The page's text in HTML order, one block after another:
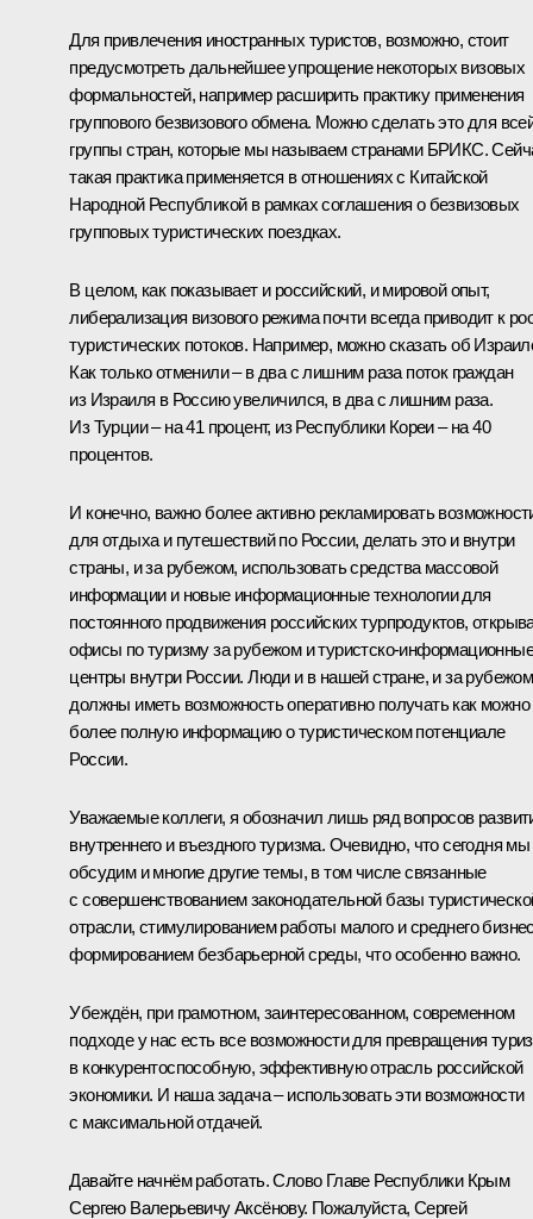
Для привлечения иностранных туристов, возможно, стоит
предусмотреть дальнейшее упрощение некоторых визовых
формальностей, например расширить практику применения
группового безвизового обмена. Можно сделать это для
группы стран, которые мы называем странами БРИКС.
такая практика применяется в отношениях с Китайской
Народной Республикой в рамках соглашения о безвизовых
групповых туристических поездках.
В целом, как показывает и российский, и мировой опыт,
либерализация визового режима почти всегда приводит к
туристических потоков. Например, можно сказать об
Как только отменили – в два с лишним раза поток граждан
из Израиля в Россию увеличился, в два с лишним раза.
Из Турции – на 41 процент, из Республики Кореи – на 40
процентов.
И конечно, важно более активно рекламировать
для отдыха и путешествий по России, делать это и внутри
страны, и за рубежом, использовать средства массовой
информации и новые информационные технологии для
постоянного продвижения российских турпродуктов,
офисы по туризму за рубежом и туристско-информационные
центры внутри России. Люди и в нашей стране, и за рубежом
должны иметь возможность оперативно получать как можно
более полную информацию о туристическом потенциале
России.
Уважаемые коллеги, я обозначил лишь ряд вопросов
внутреннего и въездного туризма. Очевидно, что сегодня мы
обсудим и многие другие темы, в том числе связанные
с совершенствованием законодательной базы
отрасли, стимулированием работы малого и среднего
формированием безбарьерной среды, что особенно важно.
Убеждён, при грамотном, заинтересованном, современном
подходе у нас есть все возможности для превращения
в конкурентоспособную, эффективную отрасль российской
экономики. И наша задача – использовать эти возможности
с максимальной отдачей.
Давайте начнём работать. Слово Главе Республики Крым
Сергею Валерьевичу Аксёнову. Пожалуйста, Сергей